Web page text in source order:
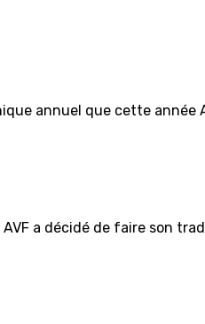
annuel que cette année
a décidé de faire son